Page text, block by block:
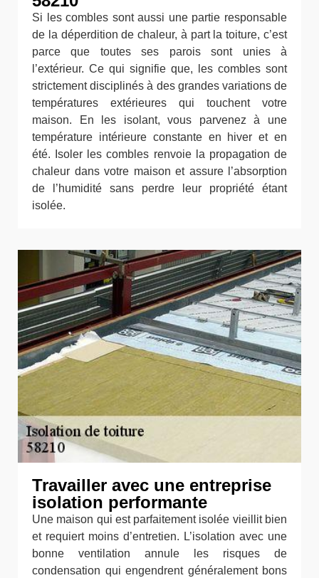
Si les combles sont aussi une partie responsable
de la déperdition de chaleur, à part la toiture, c’est
parce que toutes ses parois sont unies à
l’extérieur. Ce qui signifie que, les combles sont
strictement disciplinés à des grandes variations de
températures extérieures qui touchent votre
maison. En les isolant, vous parvenez à une
température intérieure constante en hiver et en
été. Isoler les combles renvoie la propagation de
chaleur dans votre maison et assure l’absorption
de l’humidité sans perdre leur propriété étant
isolée.
Travailler avec une entreprise
isolation performante
Une maison qui est parfaitement isolée vieillit bien
et requiert moins d’entretien. L’isolation avec une
bonne ventilation annule les risques de
condensation qui engendrent généralement bons